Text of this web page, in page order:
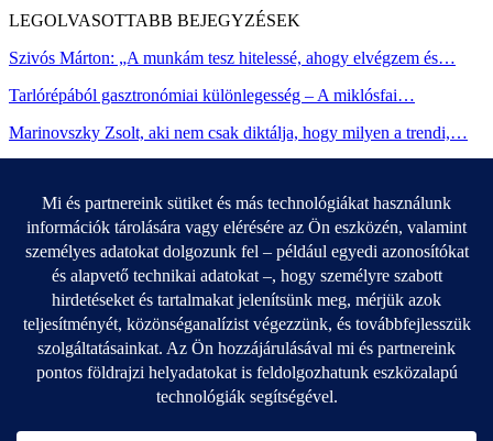
LEGOLVASOTTABB BEJEGYZÉSEK
Szivós Márton: „A munkám tesz hitelessé, ahogy elvégzem és…
Tarlórépából gasztronómiai különlegesség – A miklósfai…
Marinovszky Zsolt, aki nem csak diktálja, hogy milyen a trendi,…
LEGUTÓBBI BEJEGYZÉSEK
Jubileumi Istvàn, a király
Közeleg a tavasz, de a friss zöldségekre még várni kell –…
Semjén Nóra alias Anyakivan: Itt mindenki építhet magának…
Babonások figyeljetek! – Szerencsetárgyaink és jelentésük
Adatvédelmi szabályzat